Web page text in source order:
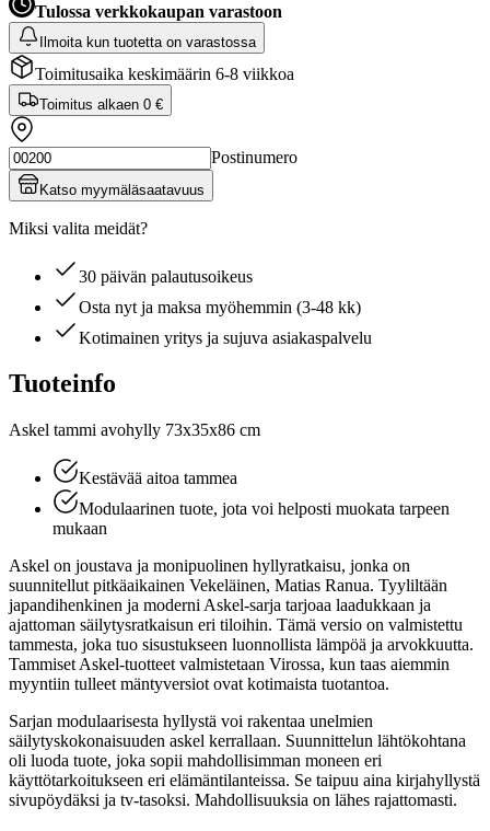
Tulossa verkkokaupan varastoon
Ilmoita kun tuotetta on varastossa
Toimitusaika keskimäärin 6-8 viikkoa
Toimitus alkaen 0 €
Postinumero
Katso myymäläsaatavuus
Miksi valita meidät?
30 päivän palautusoikeus
Osta nyt ja maksa myöhemmin (3-48 kk)
Kotimainen yritys ja sujuva asiakaspalvelu
Tuoteinfo
Askel tammi avohylly 73x35x86 cm
Kestävää aitoa tammea
Modulaarinen tuote, jota voi helposti muokata tarpeen
mukaan
Askel on joustava ja monipuolinen hyllyratkaisu, jonka on
suunnitellut pitkäaikainen Vekeläinen, Matias Ranua. Tyyliltään
japandihenkinen ja moderni Askel-sarja tarjoaa laadukkaan ja
ajattoman säilytysratkaisun eri tiloihin. Tämä versio on valmistettu
tammesta, joka tuo sisustukseen luonnollista lämpöä ja arvokkuutta.
Tammiset Askel-tuotteet valmistetaan Virossa, kun taas aiemmin
myyntiin tulleet mäntyversiot ovat kotimaista tuotantoa.
Sarjan modulaarisesta hyllystä voi rakentaa unelmien
säilytyskokonaisuuden askel kerrallaan. Suunnittelun lähtökohtana
oli luoda tuote, joka sopii mahdollisimman moneen eri
käyttötarkoitukseen eri elämäntilanteissa. Se taipuu aina kirjahyllystä
sivupöydäksi ja tv-tasoksi. Mahdollisuuksia on lähes rajattomasti.